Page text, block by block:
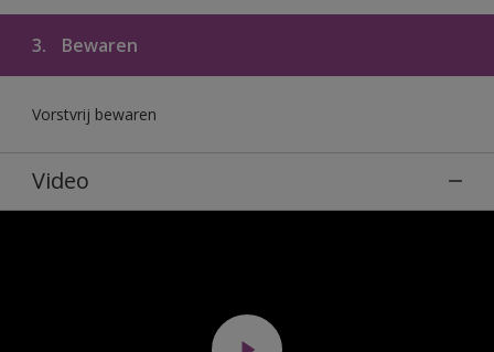
3. Bewaren
Vorstvrij bewaren
Video